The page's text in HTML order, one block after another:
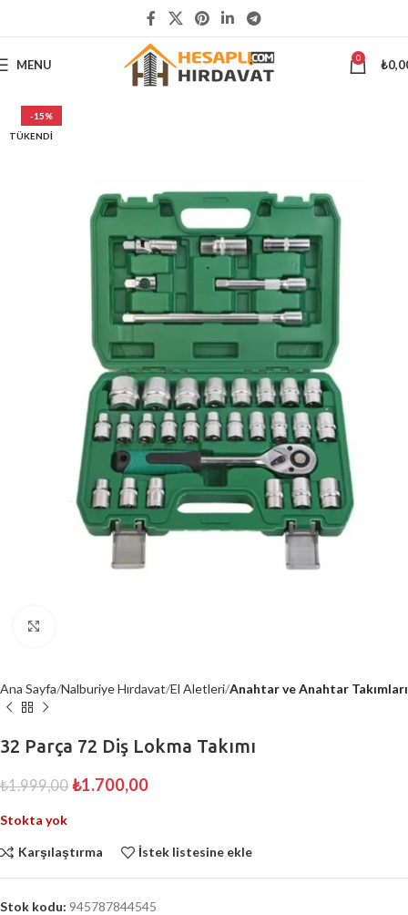
MENU 0 ₺
-15%
TÜKENDI
Ana Sayfa Nalburiye Hırdavat El Aletleri Anahtar ve Anahtar Takımları
32 Parça 72 Diş Lokma Takımı
₺1.999,00 ₺1.700,00
Stokta yok
Karşılaştırma İstek listesine ekle
Stok kodu: 945787844545
ÜSTÜ ALIŞVERİŞLERİNİZDE KARGO ÜCRETSİZ